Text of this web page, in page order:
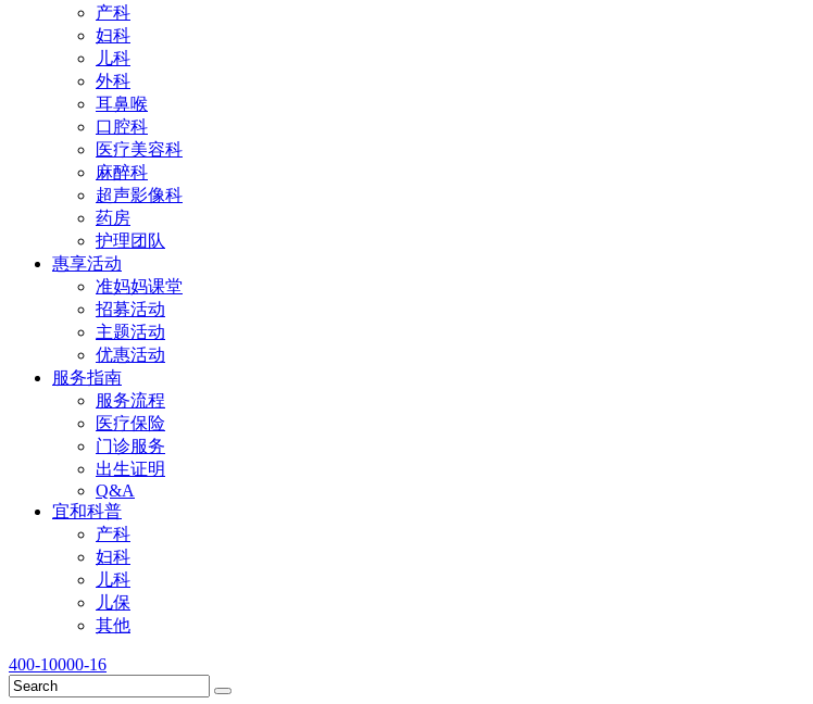
产科
妇科
儿科
外科
耳鼻喉
口腔科
医疗美容科
麻醉科
超声影像科
药房
护理团队
惠享活动
准妈妈课堂
招募活动
主题活动
优惠活动
服务指南
服务流程
医疗保险
门诊服务
出生证明
Q&A
宜和科普
产科
妇科
儿科
儿保
其他
400-10000-16